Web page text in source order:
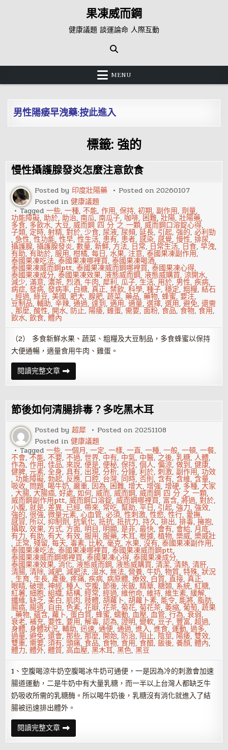
果凍威而鋼
健康議題 談運論命 人際互動
MENU
男性陽痿早洩藥:按此進入
標籤: 強的
慢性攝護腺發炎怎麼注意飲食
Posted by 印度壯陽藥 Posted on20260107
Posted in健康議題
Tagged一些,一種,不能,作用,保持,初期,副作用,劑量,
功能障礙,助於,助治,南瓜,南瓜子, 咖啡, 困難,壯陽,壯陽藥,
多食, 多飲水,大豆,威而鋼 四 分 之 一顆,威而鋼口溶錠心得,
子類, 定時,射精,對於,少食,尿液,尿頻,延長, 引起,強的,必利勁
,急性,性功能,性早,性生活, 患有, 患者,感染,感覺,慢性,排尿,
攝護腺,攝護腺發炎,數量,新鮮, 方法, 日常, 日常生活, 日食,早洩,
有助,有助於,服用,柑橘,每日,水果, 注意,泰國果凍副作用,
泰國果凍吃法,泰國果凍哪裡買,泰國果凍喝酒,
泰國果凍威而鋼ptt,泰國果凍威而鋼哪裡買,泰國果凍心得,
泰國果凍成分,泰國果凍效果,液態威而鋼,液態威購買,涼開水,
減少,滿意,濃茶,烈酒,牛肉,犀利,瓜子,生活, 用於, 男性,疾病,
病症,發病,發病率, 白糖,真正,禁飲,科學,種子,穩定,粗糧,結石
,經過,綠豆,美國,肥大,腺肥,蔬菜,藥品,藥物,蜂蜜,要注,
豆制品,輔助,辛辣,通過,達到,適用,適量,選擇,選用,避免,還需
,那麼,酸性, 開水, 防止, 陽痿,雞蛋, 需要,面粉,食品,食物,食用,
飲水,飲食,體內
（2） 多食新鮮水果、蔬菜、粗糧及大豆制品，多食蜂蜜以保持
大便通暢，適量食用牛肉、雞蛋。
閱讀完整文章慢
性
攝
腺
發
炎
怎
麼
注
意
飲
食
節後如何清腸排毒？多吃黑木耳
Posted by超犀 Posted on20251108
Posted in健康議題
Tagged一些,一個月,一定,一樣,一直,一種,一般,一頓,一餐,
不會,不能,不要,不過,世界, 中有, 中氣, 中醫, 之後,乳糖,人體,
作為,作用,佳品,來說,便是,便秘,保持,個人,偏涼,做到,健康,
健脾,元素,全身,具有, 出現,分析,分鐘,利於,刺激,副作用,功效
,功能障礙,勃起, 反應, 口腔, 台灣, 同時,否則,含有,含維,含量,
吸收, 問題, 喝牛奶,嚴重, 因為, 困難,增大,增強,增硬, 多種,大家
,大腸,大腸癌,好處,如何,威而,威而鋼,威而鋼 四 分 之 一顆,
威而鋼副作用ptt,威而鋼口溶錠,威而鋼哪裡買, 富含,將過,對於,
小腹,就是,差異, 已經,帶來, 常吃,幫助,平日, 引起,強力,強效,
強的,很強,微量元素,心血管,必須,性刺激,性慾,性行, 愛撫,
感冒,所以,抑制劑,抗氧化,抵抗,抵抗力,持久,排出,排毒,擁抱,
攝取,效果, 方式, 方面, 明目, 明顯,是非,最快, 會有, 會給, 月底,
有力,有助,有大,有效,服用,服藥,木耳,根據,植物,樂威,樂威壯
,正常,殘留,每天,毒素, 比較,毫克,水果,沒有,泰國果凍副作用,
泰國果凍吃法,泰國果凍哪裡買,泰國果凍威而鋼ptt,
泰國果凍威而鋼哪裡買,泰國果凍心得,泰國果凍成分,
泰國果凍效果,消化,液態威而鋼,液態威購買,清潔,清熱,清肝,
清腸,清除,減肥,減肥法,溫水,無法,營養,牛奶,物質,特殊,狀況
,生育,生長,產後,疼痛,疾病,病原體,療效, 白質,直接,真正,
眼睛,破壞,神經,種人, 空腹,節後,米飯,精華,糖類, 系統,紅糖,
紅薯,細胞,組織,結構,經常,經過,維他命,維持,維生素,緩解,
纖維,缺乏,美白,肌肉,肢體,胡蘿卜,胡蘿卜素,能令, 能將,脂肪,
腸癌,腸道, 自由,色素,花瓣,花茶,菊花,菊花茶,萎縮,葡萄,蔬果
,藥物,蘊含,蘿卜,蛋白質,蜂蜜,蠕動,血壓,血管,行為,衰弱,
衰老,補充,要性,要用,解毒,認為,證明,變軟,豆子, 豐富,超過,
身體,身體狀況,輔助,迅速,通便,通過,進入,進食,運動,過多,
過量,避免,還會,那些,那麼, 開始, 防治, 阻止, 陰莖, 陽痿,雙效,
雙重, 需要,須有,頭痛,食品,食物,食用,食醋,飯後,養顏,體內,
體力,體外,體質,高血壓,黑木耳,黑色,黑豆
1、空腹喝涼牛奶空腹喝冰牛奶可通便，一是因為冷的刺激會加速
腸道運動，二是牛奶中有大量乳糖，而一半以上台灣人都缺乏牛
奶吸收所需的乳糖酶。所以喝牛奶後，乳糖沒有消化就進入了結
腸被迅速排出體外。
閱讀完整文章節
後
如